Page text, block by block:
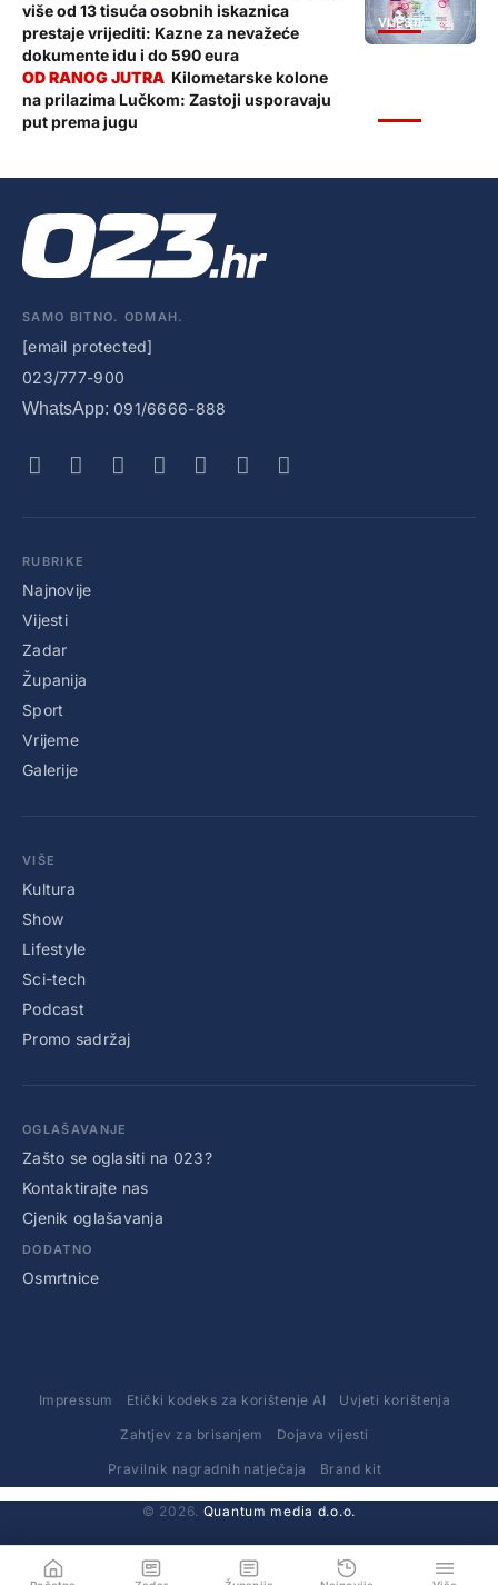
VIJESTI
više od 13 tisuća osobnih iskaznica
prestaje vrijediti: Kazne za nevažeće
dokumente idu i do 590 eura
Kilometarske kolone
na prilazima Lučkom: Zastoji usporavaju
put prema jugu
SAMO BITNO. ODMAH.
[email protected]
023/777-900
WhatsApp: 091/6666-888
RUBRIKE
Najnovije
Vijesti
Zadar
Županija
Sport
Vrijeme
Galerije
VIŠE
Kultura
Show
Lifestyle
Sci-tech
Podcast
Promo sadržaj
OGLAŠAVANJE
Zašto se oglasiti na 023?
Kontaktirajte nas
Cjenik oglašavanja
DODATNO
Osmrtnice
Impressum Etički kodeks za korištenje AI Uvjeti korištenja
Zahtjev za brisanjem Dojava vijesti
Pravilnik nagradnih natječaja Brand kit
© 2026. Quantum media d.o.o.